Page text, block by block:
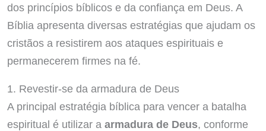
dos princípios bíblicos e da confiança em Deus. A
Bíblia apresenta diversas estratégias que ajudam os
cristãos a resistirem aos ataques espirituais e
permanecerem firmes na fé.
1. Revestir-se da armadura de Deus
A principal estratégia bíblica para vencer a batalha
espiritual é utilizar a armadura de Deus, conforme